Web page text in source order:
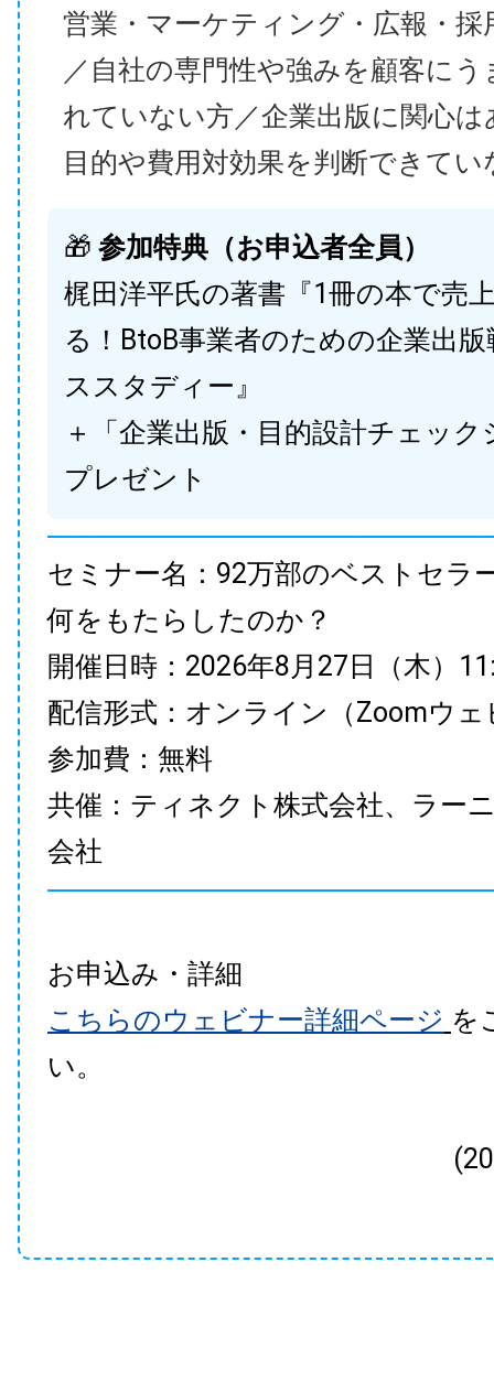
営業・マーケティング・広報・採
／自社の専門性や強みを顧客に
れていない方／企業出版に関心
目的や費用対効果を判断できてい
🎁 参加特典（お申込者全員）
梶田洋平氏の著書『1冊の本で売
る！BtoB事業者のための企業出
ススタディー』
＋「企業出版・目的設計チェック
プレゼント
セミナー名：92万部のベストセラ
何をもたらしたのか？
開催日時：2026年8月27日（木）
配信形式：オンライン（Zoomウェ
参加費：無料
共催：ティネクト株式会社、ラー
会社
お申込み・詳細
こちらのウェビナー詳細ページ を
い。